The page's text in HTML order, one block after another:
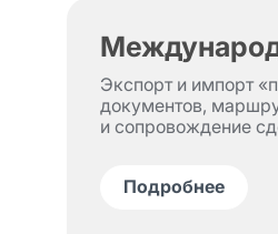
Экспорт и импорт
документов,
и сопровождение
Подробнее